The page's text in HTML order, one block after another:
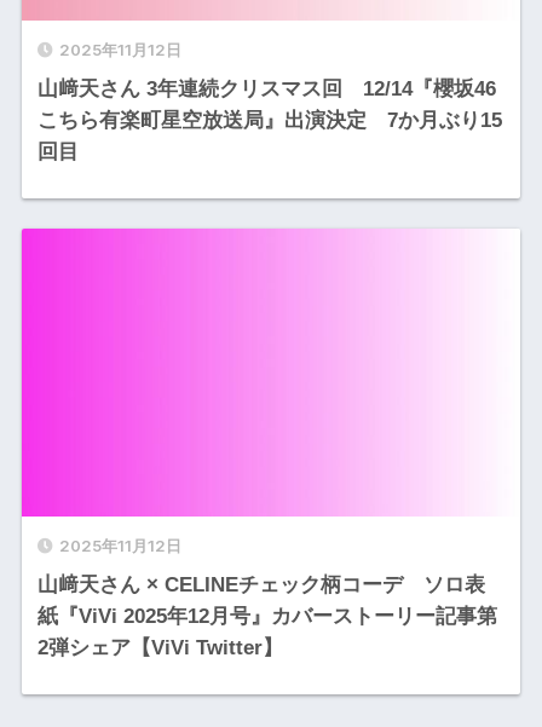
2025年11月12日
山﨑天さん 3年連続クリスマス回 12/14『櫻坂46
こちら有楽町星空放送局』出演決定 7か月ぶり15
回目
2025年11月12日
山﨑天さん × CELINEチェック柄コーデ ソロ表
紙『ViVi 2025年12月号』カバーストーリー記事第
2弾シェア【ViVi Twitter】